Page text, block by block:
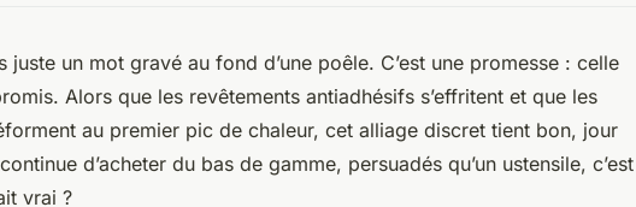
juste un mot gravé au fond d’une poêle. C’est une promesse : celle
Alors que les revêtements antiadhésifs s’effritent et que les
au premier pic de chaleur, cet alliage discret tient bon, jour
d’acheter du bas de gamme, persuadés qu’un ustensile, c’est
vrai ?